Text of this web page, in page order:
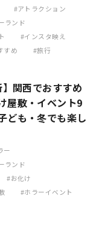
アトラクション
ランド
インスタ映え
すめ 旅行
】関西でおすすめ
屋敷・イベント9
ども・冬でも楽し
ー
ランド
お化け
ホラーイベント